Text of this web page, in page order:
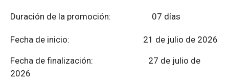
Duración de la promoción: 07 días
Fecha de inicio: 21 de julio de 2026
Fecha de finalización:
27 de julio de
2026